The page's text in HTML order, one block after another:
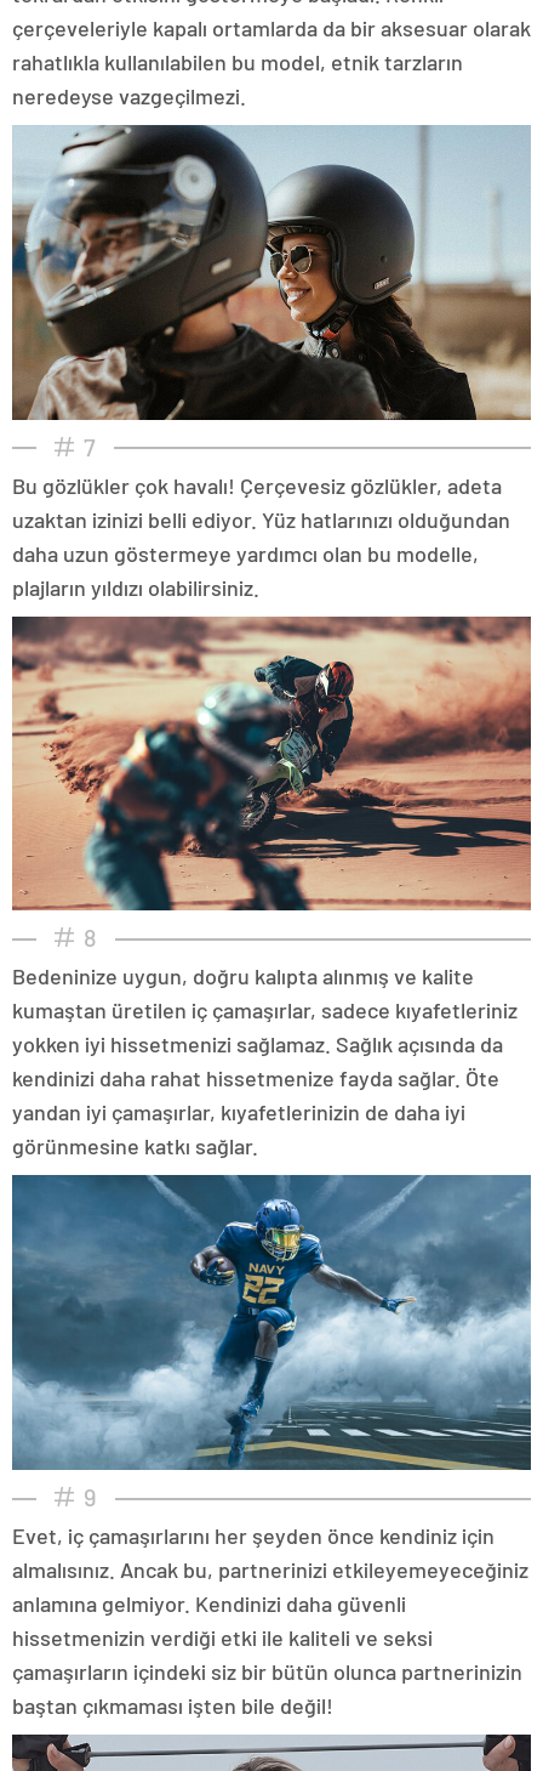
çerçeveleriyle kapalı ortamlarda da bir aksesuar olarak
rahatlıkla kullanılabilen bu model, etnik tarzların
neredeyse vazgeçilmezi.
7
Bu gözlükler çok havalı! Çerçevesiz gözlükler, adeta
uzaktan izinizi belli ediyor. Yüz hatlarınızı olduğundan
daha uzun göstermeye yardımcı olan bu modelle,
plajların yıldızı olabilirsiniz.
8
Bedeninize uygun, doğru kalıpta alınmış ve kalite
kumaştan üretilen iç çamaşırlar, sadece kıyafetleriniz
yokken iyi hissetmenizi sağlamaz. Sağlık açısında da
kendinizi daha rahat hissetmenize fayda sağlar. Öte
yandan iyi çamaşırlar, kıyafetlerinizin de daha iyi
görünmesine katkı sağlar.
9
Evet, iç çamaşırlarını her şeyden önce kendiniz için
almalısınız. Ancak bu, partnerinizi etkileyemeyeceğiniz
anlamına gelmiyor. Kendinizi daha güvenli
hissetmenizin verdiği etki ile kaliteli ve seksi
çamaşırların içindeki siz bir bütün olunca partnerinizin
baştan çıkmaması işten bile değil!